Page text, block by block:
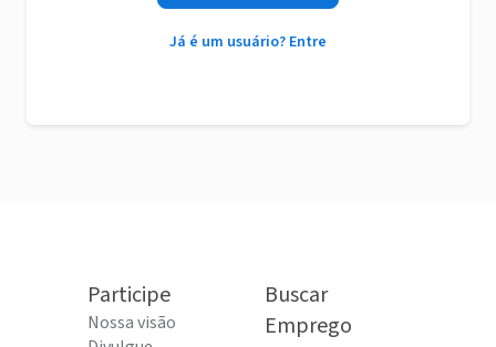
Já é um usuário? Entre
Participe
Nossa visão
Buscar
Emprego